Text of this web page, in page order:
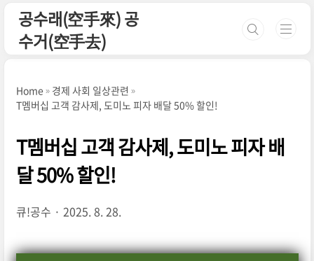
공수래(空手來) 공
수거(空手去)
Home
경제 사회 일상관련
T멤버십 고객 감사제, 도미노 피자 배달 50% 할인!
T멤버십 고객 감사제, 도미노 피자 배
달 50% 할인!
큐!공수 2025. 8. 28.